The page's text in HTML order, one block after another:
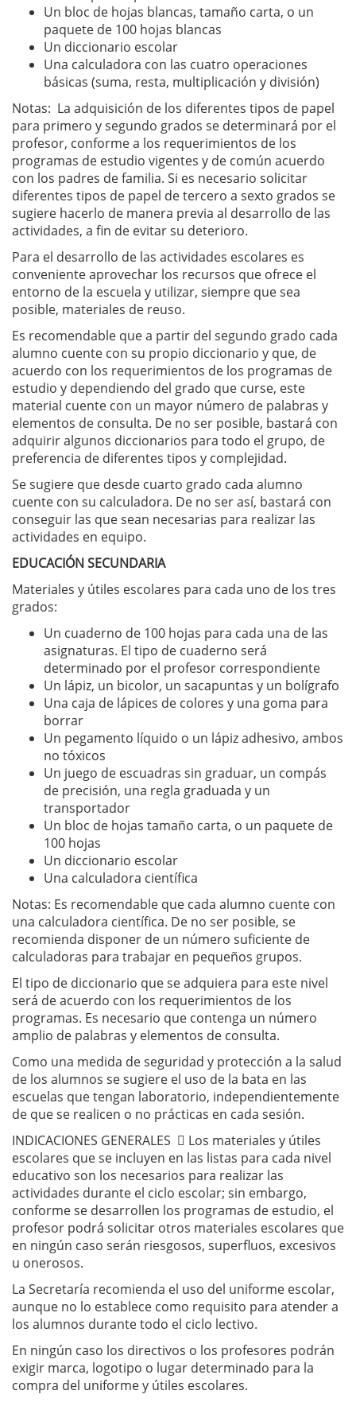
Un bloc de hojas blancas, tamaño carta, o un
paquete de 100 hojas blancas
Un diccionario escolar
Una calculadora con las cuatro operaciones
básicas (suma, resta, multiplicación y división)
Notas: La adquisición de los diferentes tipos de papel
para primero y segundo grados se determinará por el
profesor, conforme a los requerimientos de los
programas de estudio vigentes y de común acuerdo
con los padres de familia. Si es necesario solicitar
diferentes tipos de papel de tercero a sexto grados se
sugiere hacerlo de manera previa al desarrollo de las
actividades, a fin de evitar su deterioro.
Para el desarrollo de las actividades escolares es
conveniente aprovechar los recursos que ofrece el
entorno de la escuela y utilizar, siempre que sea
posible, materiales de reuso.
Es recomendable que a partir del segundo grado cada
alumno cuente con su propio diccionario y que, de
acuerdo con los requerimientos de los programas de
estudio y dependiendo del grado que curse, este
material cuente con un mayor número de palabras y
elementos de consulta. De no ser posible, bastará con
adquirir algunos diccionarios para todo el grupo, de
preferencia de diferentes tipos y complejidad.
Se sugiere que desde cuarto grado cada alumno
cuente con su calculadora. De no ser así, bastará con
conseguir las que sean necesarias para realizar las
actividades en equipo.
EDUCACIÓN SECUNDARIA
Materiales y útiles escolares para cada uno de los tres
grados:
Un cuaderno de 100 hojas para cada una de las
asignaturas. El tipo de cuaderno será
determinado por el profesor correspondiente
Un lápiz, un bicolor, un sacapuntas y un bolígrafo
Una caja de lápices de colores y una goma para
borrar
Un pegamento líquido o un lápiz adhesivo, ambos
no tóxicos
Un juego de escuadras sin graduar, un compás
de precisión, una regla graduada y un
transportador
Un bloc de hojas tamaño carta, o un paquete de
100 hojas
Un diccionario escolar
Una calculadora científica
Notas: Es recomendable que cada alumno cuente con
una calculadora científica. De no ser posible, se
recomienda disponer de un número suficiente de
calculadoras para trabajar en pequeños grupos.
El tipo de diccionario que se adquiera para este nivel
será de acuerdo con los requerimientos de los
programas. Es necesario que contenga un número
amplio de palabras y elementos de consulta.
Como una medida de seguridad y protección a la salud
de los alumnos se sugiere el uso de la bata en las
escuelas que tengan laboratorio, independientemente
de que se realicen o no prácticas en cada sesión.
INDICACIONES GENERALES  Los materiales y útiles
escolares que se incluyen en las listas para cada nivel
educativo son los necesarios para realizar las
actividades durante el ciclo escolar; sin embargo,
conforme se desarrollen los programas de estudio, el
profesor podrá solicitar otros materiales escolares que
en ningún caso serán riesgosos, superfluos, excesivos
u onerosos.
La Secretaría recomienda el uso del uniforme escolar,
aunque no lo establece como requisito para atender a
los alumnos durante todo el ciclo lectivo.
En ningún caso los directivos o los profesores podrán
exigir marca, logotipo o lugar determinado para la
compra del uniforme y útiles escolares.